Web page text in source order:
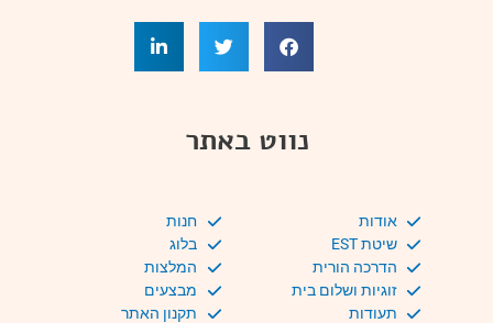
נווט באתר
אודות
שיטת EST
הדרכה הורית
זוגיות ושלום בית
תעודות
חנות
בלוג
המלצות
מבצעים
תקנון האתר